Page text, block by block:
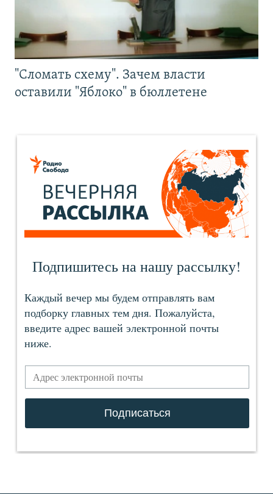
"Сломать схему". Зачем власти
оставили "Яблоко" в бюллетене